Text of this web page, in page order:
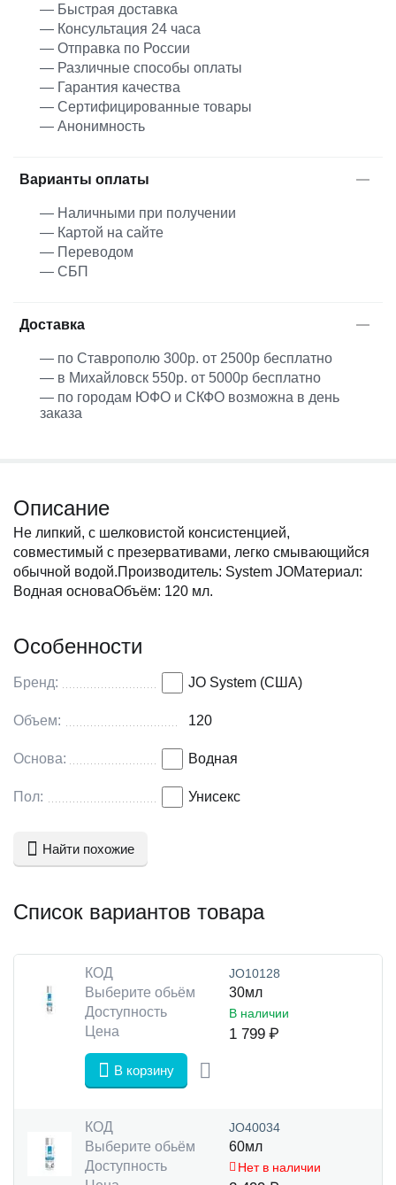
— Быстрая доставка
— Консультация 24 часа
— Отправка по России
— Различные способы оплаты
— Гарантия качества
— Сертифицированные товары
— Анонимность
Варианты оплаты
— Наличными при получении
— Картой на сайте
— Переводом
— СБП
Доставка
— по Ставрополю 300р. от 2500р бесплатно
— в Михайловск 550р. от 5000р бесплатно
— по городам ЮФО и СКФО возможна в день
заказа
Описание
Не липкий, с шелковистой консистенцией,
совместимый с презервативами, легко смывающийся
обычной водой.Производитель: System JOМатериал:
Водная основаОбъём: 120 мл.
Особенности
Бренд: JO System (США)
Объем: 120
Основа: Водная
Пол: Унисекс
Найти похожие
Список вариантов товара
КОД JO10128
Выберите обьём
30мл
Доступность
В наличии
Цена 1 799 ₽
В корзину
КОД JO40034
Выберите обьём
60мл
Доступность
Нет в наличии